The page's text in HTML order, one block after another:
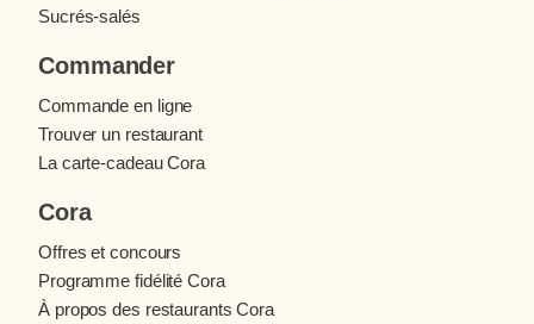
Sucrés-salés
Commander
Commande en ligne
Trouver un restaurant
La carte-cadeau Cora
Cora
Offres et concours
Programme fidélité Cora
À propos des restaurants Cora